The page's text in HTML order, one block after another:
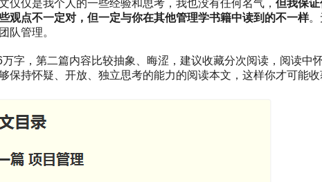
仅仅是我个人的一些经验和思考，我也没有任何名气， 但我保
观点不一定对，但一定与你在其他管理学书籍中读到的不一样。
队管理。
万字，第二篇内容比较抽象、晦涩，建议收藏分次阅读，阅读中
保持怀疑、开放、独立思考的能力的阅读本文，这样你才可能收